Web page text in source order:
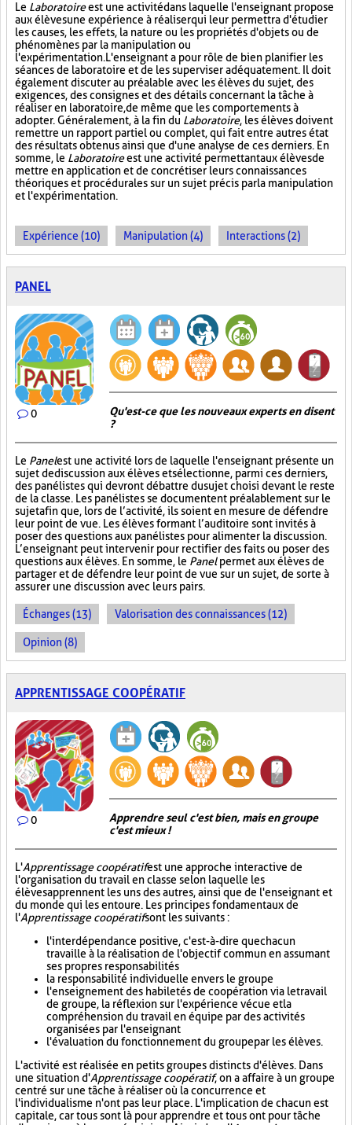
Le Laboratoireest une activité dans laquelle l'enseignant propose
aux élèves une expérience à réaliser qui leur permettra d'étudier
les causes, les effets, la nature ou les propriétés d'objets ou de
phénomènes par la manipulation ou
l'expérimentation. L'enseignant a pour rôle de bien planifier les
séances de laboratoire et de les superviser adéquatement. Il doit
également discuter au préalable avec les élèves du sujet, des
exigences, des consignes et des détails concernant la tâche à
réaliser en laboratoire, de même que les comportements à
adopter. Généralement, à la fin du Laboratoire, les élèves doivent
remettre un rapport partiel ou complet, qui fait entre autres état
des résultats obtenus ainsi que d'une analyse de ces derniers. En
somme, le Laboratoireest une activité permettant aux élèves de
mettre en application et de concrétiser leurs connaissances
théoriques et procédurales sur un sujet précis par la manipulation
et l'expérimentation.
Expérience (10) Manipulation (4) Interactions (2)
PANEL
0
Qu'est-ce que les nouveaux experts en disent
?
Le Panelest une activité lors de laquelle l'enseignant présente un
sujet de discussion aux élèves et sélectionne, parmi ces derniers,
des panélistes qui devront débattre du sujet choisi devant le reste
de la classe. Les panélistes se documentent préalablement sur le
sujet afin que, lors de l’activité, ils soient en mesure de défendre
leur point de vue. Les élèves formant l’auditoire sont invités à
poser des questions aux panélistes pour alimenter la discussion.
L’enseignant peut intervenir pour rectifier des faits ou poser des
questions aux élèves. En somme, le Panelpermet aux élèves de
partager et de défendre leur point de vue sur un sujet, de sorte à
assurer une discussion avec leurs pairs.
Échanges (13) Valorisation des connaissances (12)
Opinion (8)
APPRENTISSAGE COOPÉRATIF
0
Apprendre seul c'est bien, mais en groupe
c'est mieux !
L'Apprentissage coopératifest une approche interactive de
l'organisation du travail en classe selon laquelle les
élèves apprennent les uns des autres, ainsi que de l'enseignant et
du monde qui les entoure. Les principes fondamentaux de
l'Apprentissage coopératifsont les suivants :
l'interdépendance positive, c'est-à-dire que chacun
travaille à la réalisation de l'objectif commun en assumant
ses propres responsabilités
la responsabilité individuelle envers le groupe
l'enseignement des habiletés de coopération via le travail
de groupe, la réflexion sur l'expérience vécue et la
compréhension du travail en équipe par des activités
organisées par l'enseignant
l'évaluation du fonctionnement du groupe par les élèves.
L'activité est réalisée en petits groupes distincts d'élèves. Dans
une situation d'Apprentissage coopératif, on a affaire à un groupe
centré sur une tâche à réaliser où la concurrence et
l'individualisme n'ont pas leur place. L'implication de chacun est
capitale, car tous sont là pour apprendre et tous ont pour tâche